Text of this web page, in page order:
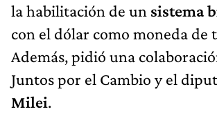
la habilitación de un sistema
con el dólar como moneda de
Además, pidió una
Juntos por el Cambio y el
Milei.